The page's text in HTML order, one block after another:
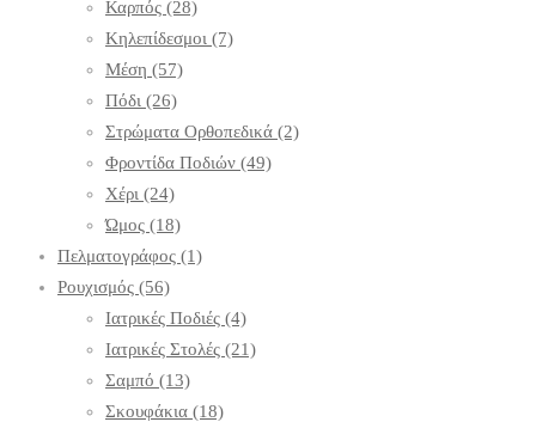
Καρπός (28)
Κηλεπίδεσμοι (7)
Μέση (57)
Πόδι (26)
Στρώματα Ορθοπεδικά (2)
Φροντίδα Ποδιών (49)
Χέρι (24)
Ώμος (18)
Πελματογράφος (1)
Ρουχισμός (56)
Ιατρικές Ποδιές (4)
Ιατρικές Στολές (21)
Σαμπό (13)
Σκουφάκια (18)